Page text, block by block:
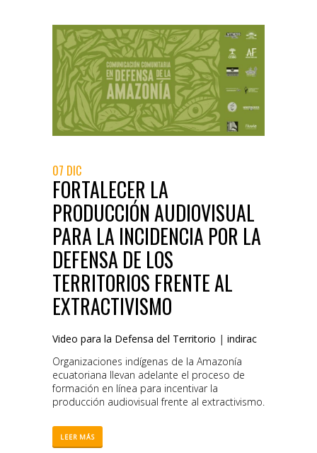
07 DIC
FORTALECER LA
PRODUCCIÓN AUDIOVISUAL
PARA LA INCIDENCIA POR LA
DEFENSA DE LOS
TERRITORIOS FRENTE AL
EXTRACTIVISMO
Video para la Defensa del Territorio | indirac
Organizaciones indígenas de la Amazonía
ecuatoriana llevan adelante el proceso de
formación en línea para incentivar la
producción audiovisual frente al extractivismo.
LEER MÁS